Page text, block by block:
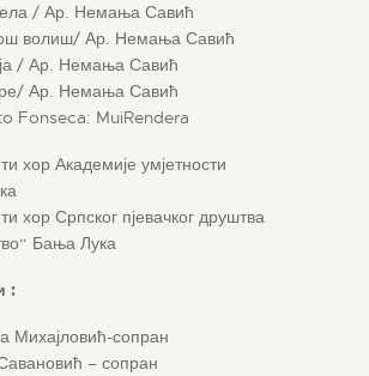
/ Ар. Немања Савић
волиш/ Ар. Немања Савић
/ Ар. Немања Савић
Ар. Немања Савић
Fonseca: MuiRendera
хор Академије умјетности
хор Српског пјевачког друштва
Бања Лука
:
Михајловић-сопран
– сопран